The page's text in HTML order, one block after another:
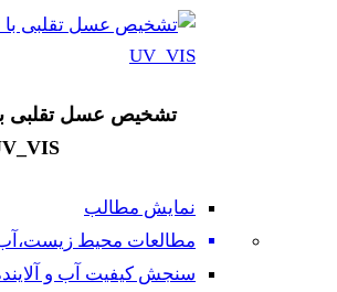
تشخیص عسل تقلبی با
نمایش مطالب
مطالعات محیط
سنجش کیفیت آب و